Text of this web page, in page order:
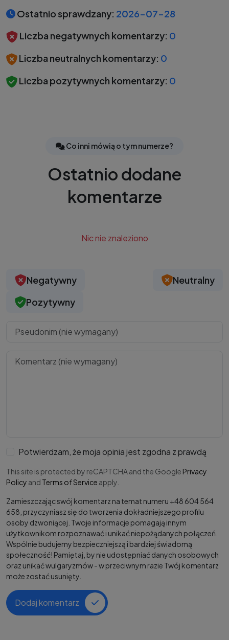
Ostatnio sprawdzany: 2026-07-28
Liczba negatywnych komentarzy: 0
Liczba neutralnych komentarzy: 0
Liczba pozytywnych komentarzy: 0
Co inni mówią o tym numerze?
Ostatnio dodane
komentarze
Nic nie znaleziono
Negatywny
Neutralny
Pozytywny
Potwierdzam, że moja opinia jest zgodna z prawdą
This site is protected by reCAPTCHA and the Google Privacy
Policy and Terms of Service apply.
Zamieszczając swój komentarz na temat numeru +48 604 564
658, przyczyniasz się do tworzenia dokładniejszego profilu
osoby dzwoniącej. Twoje informacje pomagają innym
użytkownikom rozpoznawać i unikać niepożądanych połączeń.
Wspólnie budujemy bezpieczniejszą i bardziej świadomą
społeczność! Pamiętaj, by nie udostępniać danych osobowych
oraz unikać wulgaryzmów - w przeciwnym razie Twój komentarz
może zostać usunięty.
Dodaj komentarz